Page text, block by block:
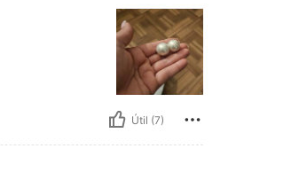
Útil (7)